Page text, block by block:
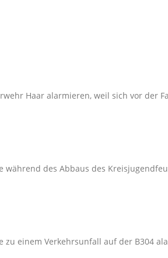
Haar alarmieren, weil sich vor der
während des Abbaus des
zu einem Verkehrsunfall auf der B304